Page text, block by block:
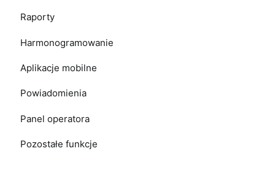
Raporty
Harmonogramowanie
Aplikacje mobilne
Powiadomienia
Panel operatora
Pozostałe funkcje